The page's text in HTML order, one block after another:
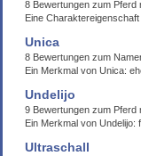
8 Bewertungen zum Pferd
Eine
Unica
8 Bewertungen zum
Ein Merkmal von Unica:
Undelijo
9 Bewertungen zum Pferd
Ein Merkmal von Undelijo:
Ultraschall